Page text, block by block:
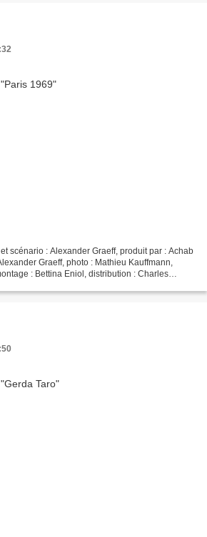
scénario : Alexander Graeff, produit par : Achab
Graeff, photo : Mathieu Kauffmann,
: Bettina Eniol, distribution : Charles